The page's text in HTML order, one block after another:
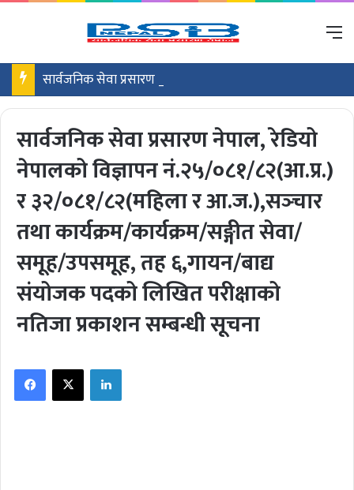
सार्वजनिक सेवा प्रसारण नेपाल, रेडियो
नेपालको विज्ञापन नं.२५/०८१/८२(आ.प्र.)
र ३२/०८१/८२(महिला र आ.ज.),सञ्‍चार
तथा कार्यक्रम/कार्यक्रम/सङ्गीत सेवा/
समूह/उपसमूह, तह ६,गायन/बाद्य
संयोजक पदको लिखित परीक्षाको
नतिजा प्रकाशन सम्बन्धी सूचना
Facebook
X LinkedIn